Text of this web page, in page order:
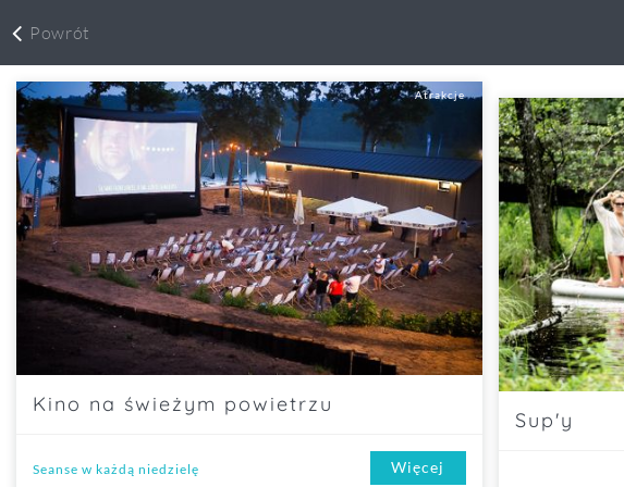
Powrót
Atrakcje
Kino na świeżym powietrzu
Seanse w każdą niedzielę Więcej
Sup'y